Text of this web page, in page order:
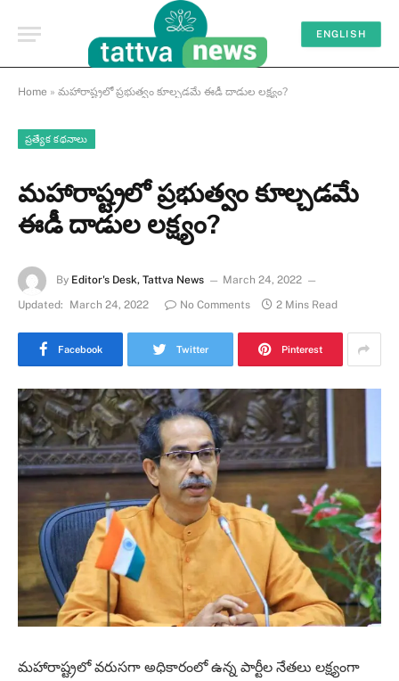
ENGLISH
Home » మహారాష్ట్రలో ప్రభుత్వం కూల్చడమే ఈడీ దాడుల లక్ష్యం?
ప్రత్యేక కథనాలు
మహారాష్ట్రలో ప్రభుత్వం కూల్చడమే
ఈడీ దాడుల లక్ష్యం?
By Editor's Desk, Tattva News
March 24, 2022
Updated:
March 24, 2022 No Comments 2 Mins Read
Facebook Twitter Pinterest
మహారాష్ట్రలో వరుసగా అధికారంలో ఉన్న పార్టీల నేతలు లక్ష్యంగా